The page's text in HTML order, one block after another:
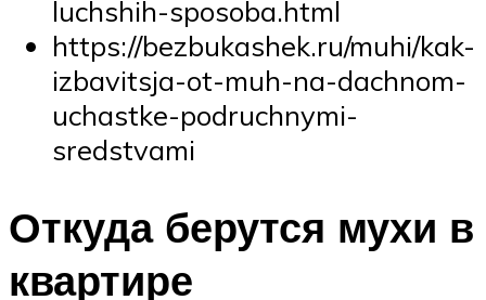
luchshih-sposoba.html
https://bezbukashek.ru/muhi/kak-
izbavitsja-ot-muh-na-dachnom-
uchastke-podruchnymi-
sredstvami
Откуда берутся мухи в
квартире